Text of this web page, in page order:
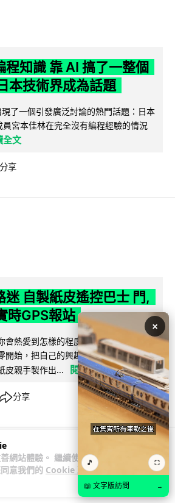
網站體驗。 繼續使用
意我們的 Cookie 政
程知識 靠 AI 搞了一整個
本技術界成為話題
了一個引發廣泛討論的熱門話題：日本
宮本佳林在完全沒有編程經驗的情況
全文
分享
迷 自製紙皮遙控巴士 門,
時GPS報站
熱愛到怎樣的程度？一位就讀中三的
開始，把自己的興趣一步步變成真正可
皮親手製作出...
閱讀全文
分享
城中熱話
×
🎵 ⛶
📖 文字版訪問 →